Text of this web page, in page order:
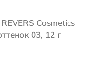
Cosmetics
03, 12 г